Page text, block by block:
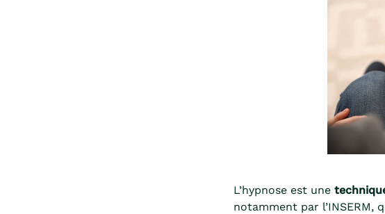
L’hypnose est une
notamment par l’INSERM,